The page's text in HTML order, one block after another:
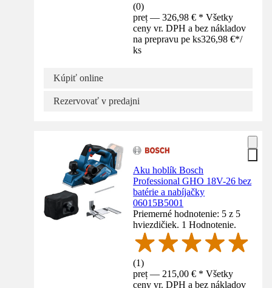
(0)
preț — 326,98 € * Všetky
ceny vr. DPH a bez nákladov
na prepravu pe ks326,98 €*/
ks
Kúpiť online
Rezervovať v predajni
Aku hoblík Bosch
Professional GHO 18V-26 bez
batérie a nabíjačky
06015B5001
Priemerné hodnotenie: 5 z 5
hviezdičiek. 1 Hodnotenie.
(1)
preț — 215,00 € * Všetky
ceny vr. DPH a bez nákladov